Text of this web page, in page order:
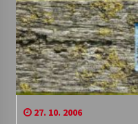
27. 10. 2006